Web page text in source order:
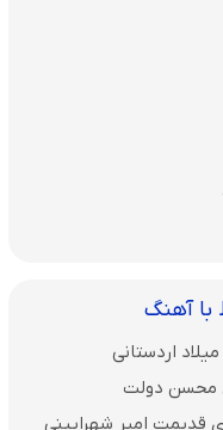
آهنگ
اردستانی
محسن دولت
قدیمت امیر شهرایینی